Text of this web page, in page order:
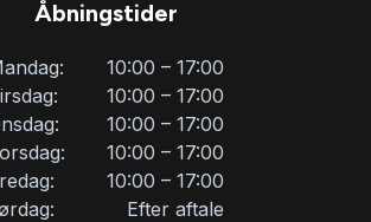
Åbningstider
10:00 – 17:00
10:00 – 17:00
10:00 – 17:00
10:00 – 17:00
10:00 – 17:00
Efter aftale